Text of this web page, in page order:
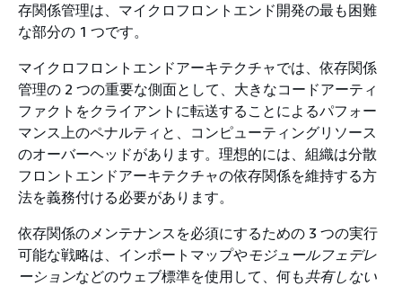
存関係管理は、マイクロフロントエンド開発の最も困難
な部分の 1 つです。
マイクロフロントエンドアーキテクチャでは、依存関係
管理の 2 つの重要な側面として、大きなコードアーティ
ファクトをクライアントに転送することによるパフォー
マンス上のペナルティと、コンピューティングリソース
のオーバーヘッドがあります。理想的には、組織は分散
フロントエンドアーキテクチャの依存関係を維持する方
法を義務付ける必要があります。
依存関係のメンテナンスを必須にするための 3 つの実行
可能な戦略は、インポートマップやモジュールフェデレ
ーションなどのウェブ標準を使用して、何も共有しない